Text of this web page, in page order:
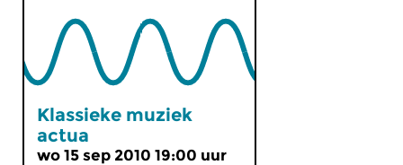
Klassieke muziek
actua
wo 15 sep 2010 19:00 uur